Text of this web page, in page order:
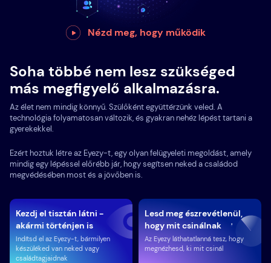
Nézd meg, hogy működik
Soha többé nem lesz szükséged
más megfigyelő alkalmazásra.
Az élet nem mindig könnyű. Szülőként együttérzünk veled. A
technológia folyamatosan változik, és gyakran nehéz lépést tartani a
gyerekekkel.
Ezért hoztuk létre az Eyezy-t, egy olyan felügyeleti megoldást, amely
mindig egy lépéssel előrébb jár, hogy segítsen neked a családod
megvédésében most és a jövőben is.
Kezdj el tisztán látni -
akármi történjen is
Indítsd el az Eyezy-t, bármilyen
készüléked van neked vagy
családtagjaidnak
Lesd meg észrevétlenül,
hogy mit csinálnak
Az Eyezy láthatatlanná tesz, hogy
megnézhesd, ki mit csinál